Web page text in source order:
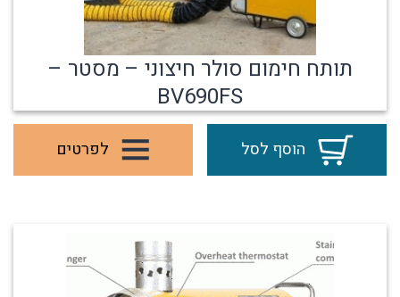
תותח חימום סולר חיצוני – מסטר –
BV690FS
הוסף לסל לפרטים